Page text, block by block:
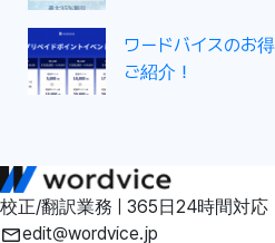
ワードバイスのお
ご紹介！
校正/翻訳業務 | 365日24時間対応
edit@wordvice.jp